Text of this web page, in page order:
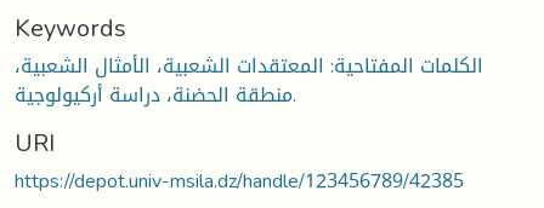
Keywords
الكلمات المفتاحية: المعتقدات الشعبية، الأمثال الشعبية،
منطقة الحضنة، دراسة أركيولوجية.
URI
https://depot.univ-msila.dz/handle/123456789/42385